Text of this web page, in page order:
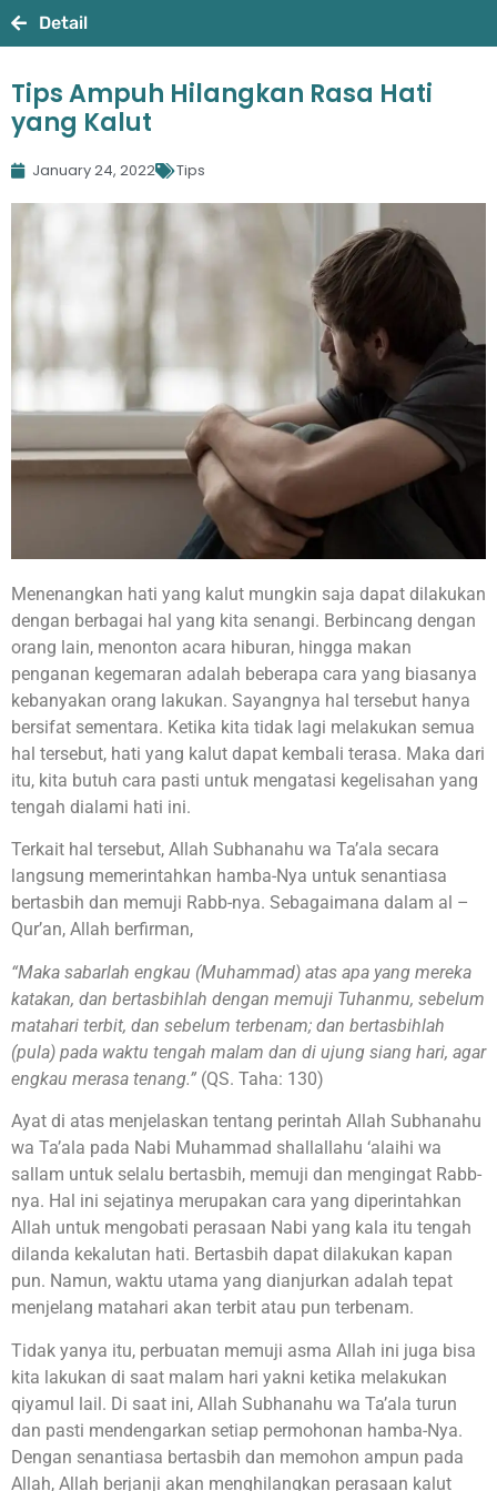
Detail
Tips Ampuh Hilangkan Rasa Hati
yang Kalut
January 24, 2022 Tips
Menenangkan hati yang kalut mungkin saja dapat dilakukan
dengan berbagai hal yang kita senangi. Berbincang dengan
orang lain, menonton acara hiburan, hingga makan
penganan kegemaran adalah beberapa cara yang biasanya
kebanyakan orang lakukan. Sayangnya hal tersebut hanya
bersifat sementara. Ketika kita tidak lagi melakukan semua
hal tersebut, hati yang kalut dapat kembali terasa. Maka dari
itu, kita butuh cara pasti untuk mengatasi kegelisahan yang
tengah dialami hati ini.
Terkait hal tersebut, Allah Subhanahu wa Ta’ala secara
langsung memerintahkan hamba-Nya untuk senantiasa
bertasbih dan memuji Rabb-nya. Sebagaimana dalam al –
Qur’an, Allah berfirman,
“Maka sabarlah engkau (Muhammad) atas apa yang mereka
katakan, dan bertasbihlah dengan memuji Tuhanmu, sebelum
matahari terbit, dan sebelum terbenam; dan bertasbihlah
(pula) pada waktu tengah malam dan di ujung siang hari, agar
engkau merasa tenang.” (QS. Taha: 130)
Ayat di atas menjelaskan tentang perintah Allah Subhanahu
wa Ta’ala pada Nabi Muhammad shallallahu ‘alaihi wa
sallam untuk selalu bertasbih, memuji dan mengingat Rabb-
nya. Hal ini sejatinya merupakan cara yang diperintahkan
Allah untuk mengobati perasaan Nabi yang kala itu tengah
dilanda kekalutan hati. Bertasbih dapat dilakukan kapan
pun. Namun, waktu utama yang dianjurkan adalah tepat
menjelang matahari akan terbit atau pun terbenam.
Tidak yanya itu, perbuatan memuji asma Allah ini juga bisa
kita lakukan di saat malam hari yakni ketika melakukan
qiyamul lail. Di saat ini, Allah Subhanahu wa Ta’ala turun
dan pasti mendengarkan setiap permohonan hamba-Nya.
Dengan senantiasa bertasbih dan memohon ampun pada
Allah, Allah berjanji akan menghilangkan perasaan kalut